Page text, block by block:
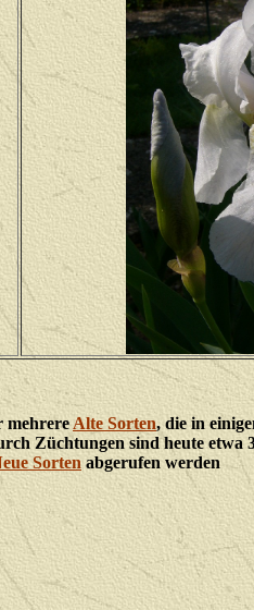
mehrere Alte Sorten, die in
Züchtungen sind heute etwa
Sorten abgerufen werden